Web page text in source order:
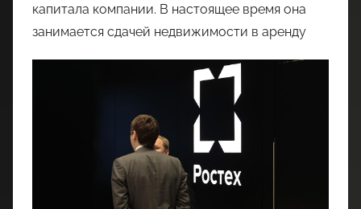
капитала компании. В настоящее время она
занимается сдачей недвижимости в аренду